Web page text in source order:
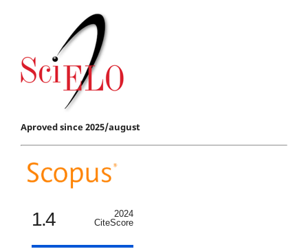
Aproved since 2025/august
1.4
2024
CiteScore